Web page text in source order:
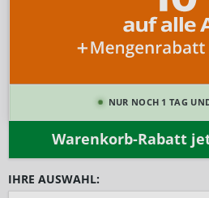
NUR NOCH 1 TAG
Warenkorb-Rabatt
IHRE AUSWAHL: